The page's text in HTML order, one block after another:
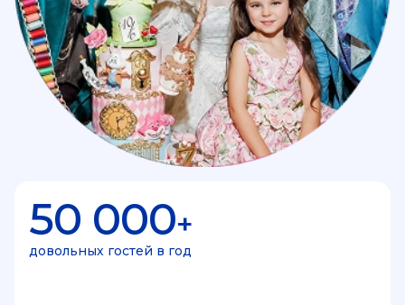
50 000+
довольных гостей в год